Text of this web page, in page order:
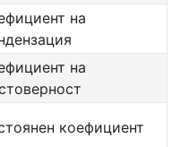
на
на
коефициент